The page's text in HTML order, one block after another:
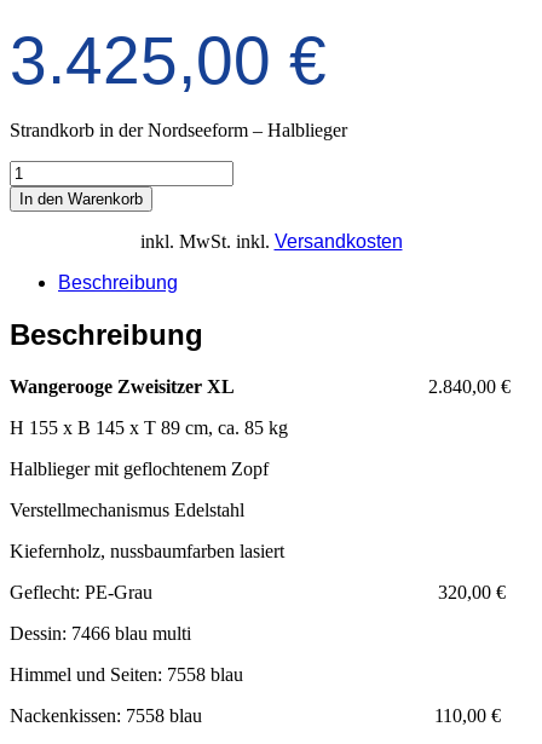
3.425,00 €
Strandkorb in der Nordseeform – Halblieger
In den Warenkorb
inkl. MwSt. inkl. Versandkosten
Beschreibung
Beschreibung
Wangerooge Zweisitzer XL 2.840,00 €
H 155 x B 145 x T 89 cm, ca. 85 kg
Halblieger mit geflochtenem Zopf
Verstellmechanismus Edelstahl
Kiefernholz, nussbaumfarben lasiert
Geflecht: PE-Grau 320,00 €
Dessin: 7466 blau multi
Himmel und Seiten: 7558 blau
Nackenkissen: 7558 blau 110,00 €